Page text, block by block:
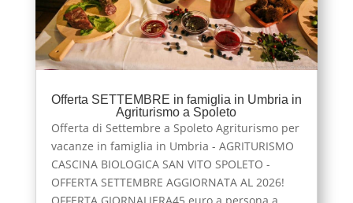
Offerta SETTEMBRE in famiglia in Umbria in
Agriturismo a Spoleto
Offerta di Settembre a Spoleto Agriturismo per
vacanze in famiglia in Umbria - AGRITURISMO
CASCINA BIOLOGICA SAN VITO SPOLETO -
OFFERTA SETTEMBRE AGGIORNATA AL 2026!